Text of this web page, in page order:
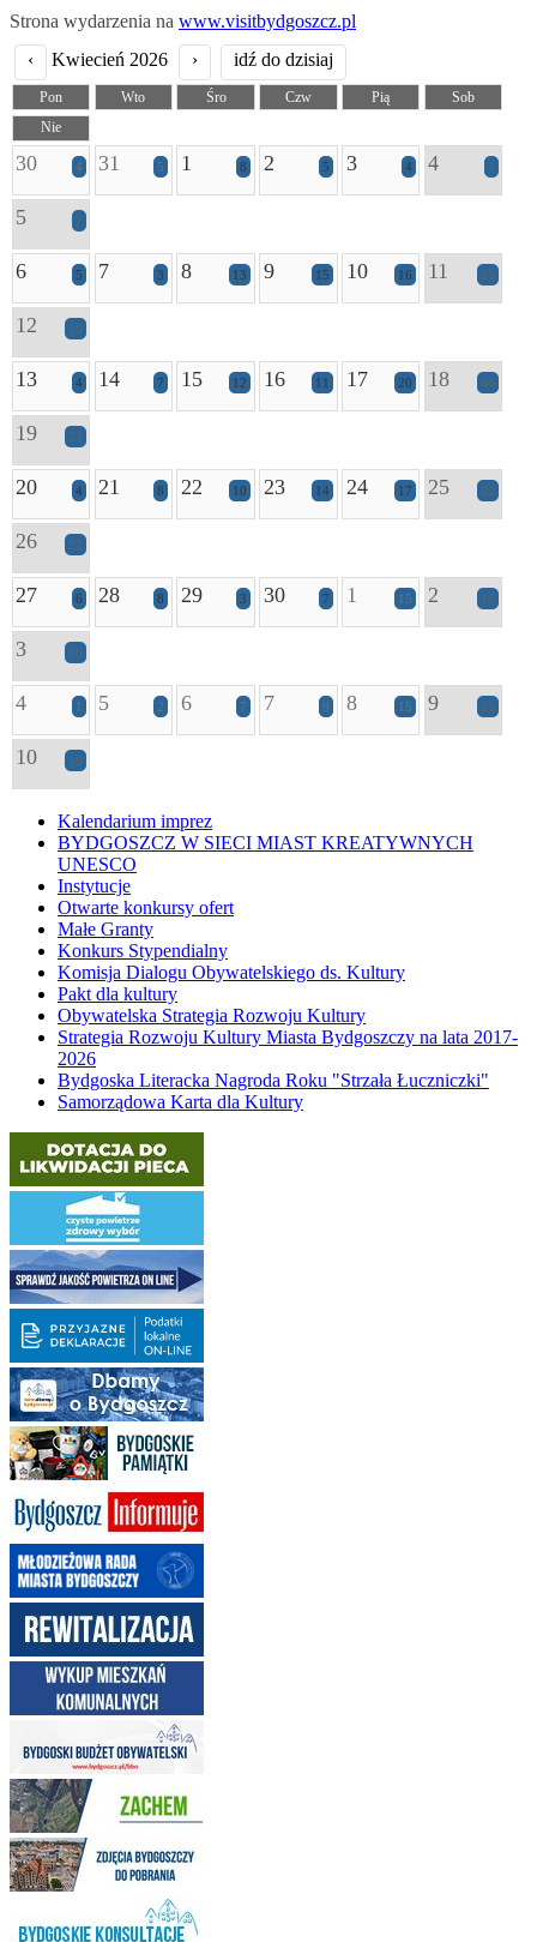
Strona wydarzenia na www.visitbydgoszcz.pl
‹
Kwiecień 2026 › idź do dzisiaj
Pon Wto Śro Czw Pią
Sob
Nie
30 4 31 5 1 8 2 5 3 4 4 3
5 2
6 5 7 3 8 13 9 15 10 16 11 25
12 16
13 4 14 7 15 12 16 11 17 20 18 44
19 23
20 4 21 8 22 10 23 14 24 17 25 33
26 22
27 6 28 8 29 3 30 7 1 15 2 19
3 16
4 1 5 2 6 7 7 9 8 15 9 25
10 19
Kalendarium imprez
BYDGOSZCZ W SIECI MIAST KREATYWNYCH
UNESCO
Instytucje
Otwarte konkursy ofert
Małe Granty
Konkurs Stypendialny
Komisja Dialogu Obywatelskiego ds. Kultury
Pakt dla kultury
Obywatelska Strategia Rozwoju Kultury
Strategia Rozwoju Kultury Miasta Bydgoszczy na lata 2017-
2026
Bydgoska Literacka Nagroda Roku "Strzała Łuczniczki"
Samorządowa Karta dla Kultury